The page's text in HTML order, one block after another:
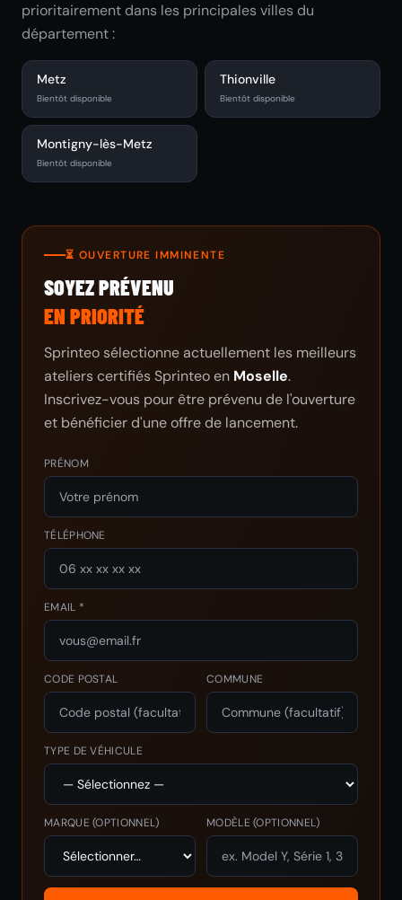
prioritairement dans les principales villes du
département :
Metz
Bientôt disponible
Thionville
Bientôt disponible
Montigny-lès-Metz
Bientôt disponible
⏳ OUVERTURE IMMINENTE
SOYEZ PRÉVENU
EN PRIORITÉ
Sprinteo sélectionne actuellement les meilleurs
ateliers certifiés Sprinteo en Moselle.
Inscrivez-vous pour être prévenu de l'ouverture
et bénéficier d'une offre de lancement.
PRÉNOM
TÉLÉPHONE
EMAIL *
CODE POSTAL COMMUNE
TYPE DE VÉHICULE
MARQUE(OPTIONNEL) MODÈLE(OPTIONNEL)